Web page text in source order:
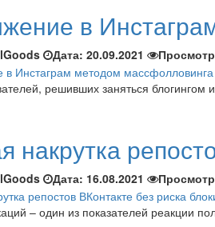
в
Дата: 20.09.2021
решивших заняться блогингом
накрутка
Дата: 16.08.2021
– один из показателей реакции